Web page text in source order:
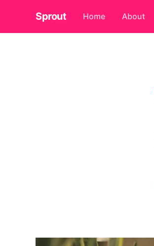
Sprout Home About